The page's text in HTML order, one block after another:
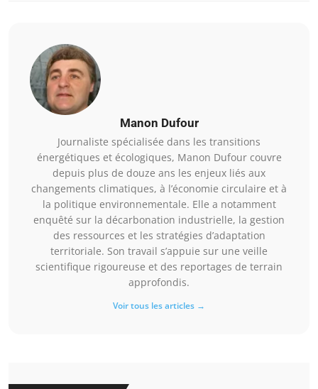
Manon Dufour
Journaliste spécialisée dans les transitions
énergétiques et écologiques, Manon Dufour couvre
depuis plus de douze ans les enjeux liés aux
changements climatiques, à l’économie circulaire et à
la politique environnementale. Elle a notamment
enquêté sur la décarbonation industrielle, la gestion
des ressources et les stratégies d’adaptation
territoriale. Son travail s’appuie sur une veille
scientifique rigoureuse et des reportages de terrain
approfondis.
Voir tous les articles →